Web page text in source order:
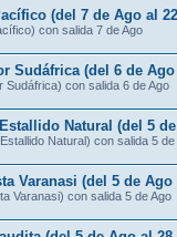
(del 7 de Ago al
con salida 7 de Ago
Sudáfrica (del 6 de
Sudáfrica) con salida 6 de Ago
Natural (del 5
Natural) con salida 5 de
Varanasi (del 5 de Ago
Varanasi) con salida 5 de Ago